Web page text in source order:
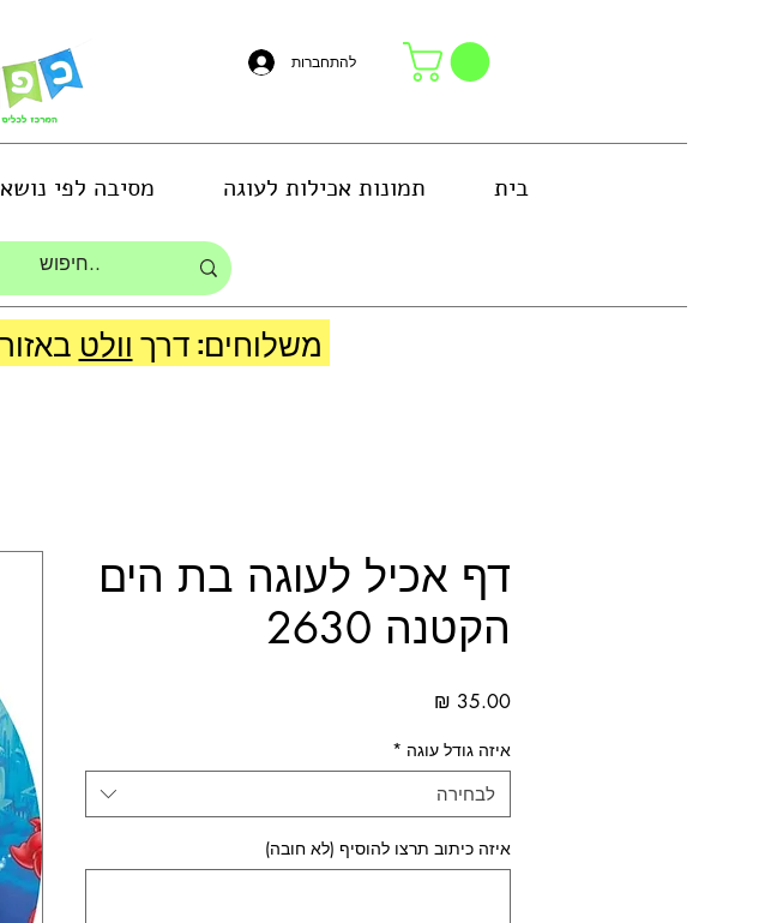
להתחברות
בית תמונות אכילות לעוגה מסיבה לפי נושא
משלוחים: דרך וולט
דף אכיל לעוגה בת הים
הקטנה 2630
איזה גודל עוגה *
לבחירה
איזה כיתוב תרצו להוסיף (לא חובה)